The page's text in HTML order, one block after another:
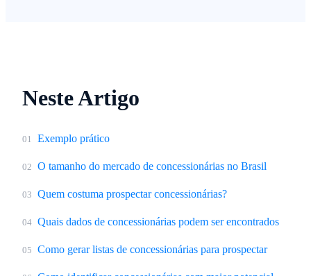
Neste Artigo
01 Exemplo prático
02 O tamanho do mercado de concessionárias no Brasil
03 Quem costuma prospectar concessionárias?
04 Quais dados de concessionárias podem ser encontrados
05 Como gerar listas de concessionárias para prospectar